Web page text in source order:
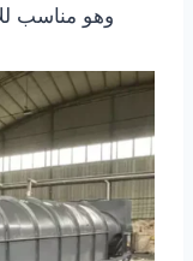
وهو مناسب